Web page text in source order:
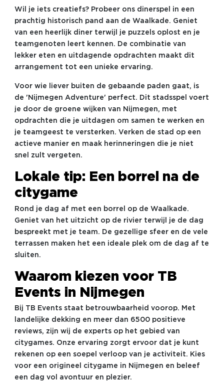
Wil je iets creatiefs? Probeer ons dinerspel in een
prachtig historisch pand aan de Waalkade. Geniet
van een heerlijk diner terwijl je puzzels oplost en je
teamgenoten leert kennen. De combinatie van
lekker eten en uitdagende opdrachten maakt dit
arrangement tot een unieke ervaring.
Voor wie liever buiten de gebaande paden gaat, is
de 'Nijmegen Adventure' perfect. Dit stadsspel voert
je door de groene wijken van Nijmegen, met
opdrachten die je uitdagen om samen te werken en
je teamgeest te versterken. Verken de stad op een
actieve manier en maak herinneringen die je niet
snel zult vergeten.
Lokale tip: Een borrel na de
citygame
Rond je dag af met een borrel op de Waalkade.
Geniet van het uitzicht op de rivier terwijl je de dag
bespreekt met je team. De gezellige sfeer en de vele
terrassen maken het een ideale plek om de dag af te
sluiten.
Waarom kiezen voor TB
Events in Nijmegen
Bij TB Events staat betrouwbaarheid voorop. Met
landelijke dekking en meer dan 6500 positieve
reviews, zijn wij de experts op het gebied van
citygames. Onze ervaring zorgt ervoor dat je kunt
rekenen op een soepel verloop van je activiteit. Kies
voor een origineel citygame in Nijmegen en beleef
een dag vol avontuur en plezier.